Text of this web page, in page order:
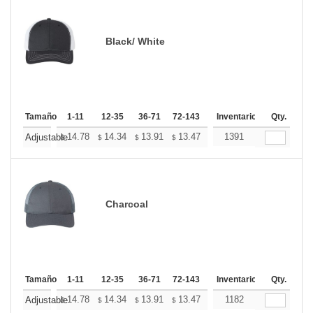
Black/ White
Tamaño 1-11 12-35 36-71 72-143 144-287 288 +
Inventario Qty.
Adjustable
$14.78 $ 14.34 $ 13.91 $ 13.47 13.03
1391
Charcoal
Tamaño 1-11 12-35 36-71 72-143 144-287 288 +
Inventario Qty.
Adjustable
$14.78 $ 14.34 $ 13.91 $ 13.47 13.03
1182